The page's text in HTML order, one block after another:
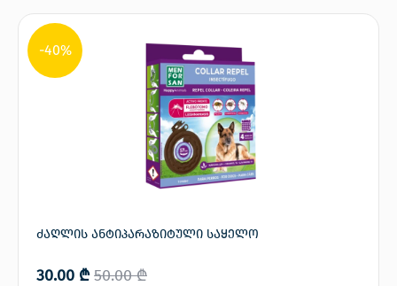
-40%
ძაღლის ანტიპარაზიტული საყელო
50.00₾
30.00 ₾